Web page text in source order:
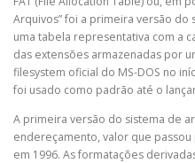
Arquivos” foi a primeira versão
uma tabela representativa com a
das extensões armazenadas por
filesystem oficial do MS-DOS no
foi usado como padrão até o
A primeira versão do sistema de
endereçamento, valor que
em 1996. As formatações